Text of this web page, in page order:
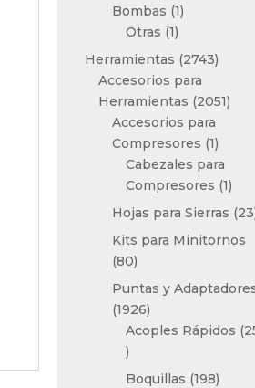
producto
Bombas 11
Otras 11
producto
Herramientas 27432743
Accesorios para
Herramientas
20512051
Accesorios para
Compresores 11
Cabezales para
Compresores 11
Hojas para Sierras 23
Kits para Minitornos
8080
productos
Puntas y
19261926
productos
Acoples Rápidos
25
productos
Boquillas 198198